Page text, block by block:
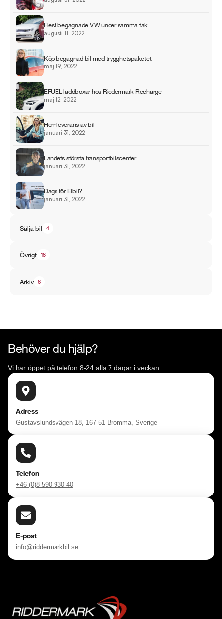
Flest begagnade VW under samma tak
augusti 11, 2022
Köp begagnad bil med trygghetspaketet
maj 19, 2022
EFUEL laddboxar hos Riddermark Recharge
maj 12, 2022
Hemleverans av bil
januari 31, 2022
Landets största transportbilscenter
januari 31, 2022
Dags för Elbil?
januari 31, 2022
Sälja bil 4
Övrigt 18
Arkiv 6
Behöver du hjälp?
Vi har öppet på telefon 8-24 alla 7 dagar i veckan.
Adress
Gustavslundsvägen 18, 167 51 Bromma, Sverige
Telefon
+46 (0)8 590 930 40
E-post
info@riddermarkbil.se